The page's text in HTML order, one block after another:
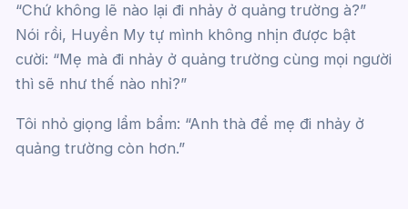
“Chứ không lẽ nào lại đi nhảy ở quảng trường à?”
Nói rồi, Huyền My tự mình không nhịn được bật
cười: “Mẹ mà đi nhảy ở quảng trường cùng mọi người
thì sẽ như thế nào nhỉ?”
Tôi nhỏ giọng lẩm bẩm: “Anh thà để mẹ đi nhảy ở
quảng trường còn hơn.”